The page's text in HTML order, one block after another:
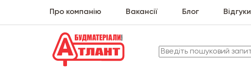
Про компанію Вакансії Блог Відгуки